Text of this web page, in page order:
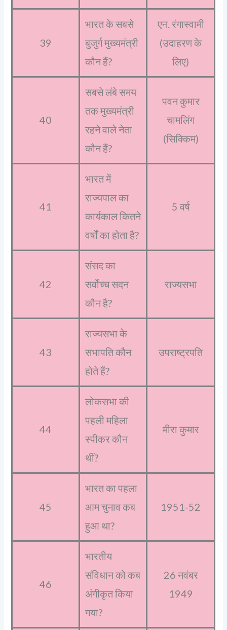
39
भारत के सबसे
बुजुर्ग मुख्यमंत्री
कौन हैं?
एन. रंगास्वामी
(उदाहरण के
लिए)
40
सबसे लंबे समय
तक मुख्यमंत्री
रहने वाले नेता
कौन हैं?
पवन कुमार
चामलिंग
(सिक्किम)
41
भारत में
राज्यपाल का
कार्यकाल कितने
वर्षों का होता है?
5 वर्ष
42
संसद का
सर्वोच्च सदन
कौन है?
राज्यसभा
43
राज्यसभा के
सभापति कौन
होते हैं?
उपराष्ट्रपति
44
लोकसभा की
पहली महिला
स्पीकर कौन
थीं?
मीरा कुमार
45
भारत का पहला
आम चुनाव कब
हुआ था?
1951-52
46
भारतीय
संविधान को कब
अंगीकृत किया
गया?
26 नवंबर
1949